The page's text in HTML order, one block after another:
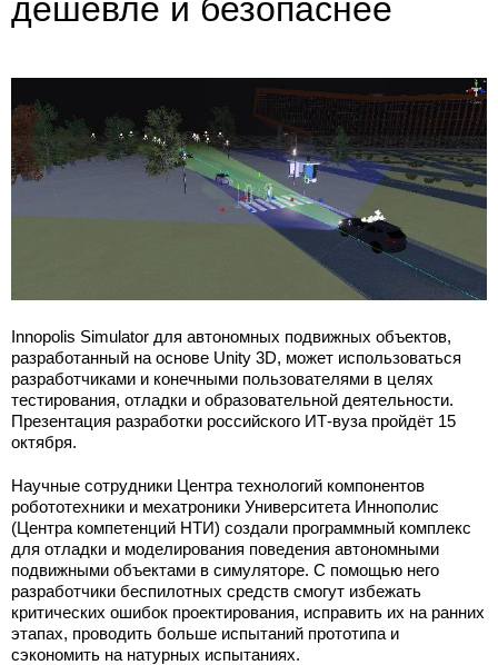
дешевле и безопаснее
Innopolis Simulator для автономных подвижных объектов,
разработанный на основе Unity 3D, может использоваться
разработчиками и конечными пользователями в целях
тестирования, отладки и образовательной деятельности.
Презентация разработки российского ИТ-вуза пройдёт 15
октября.
Научные сотрудники Центра технологий компонентов
робототехники и мехатроники Университета Иннополис
(Центра компетенций НТИ) создали программный комплекс
для отладки и моделирования поведения автономными
подвижными объектами в симуляторе. С помощью него
разработчики беспилотных средств смогут избежать
критических ошибок проектирования, исправить их на ранних
этапах, проводить больше испытаний прототипа и
сэкономить на натурных испытаниях.